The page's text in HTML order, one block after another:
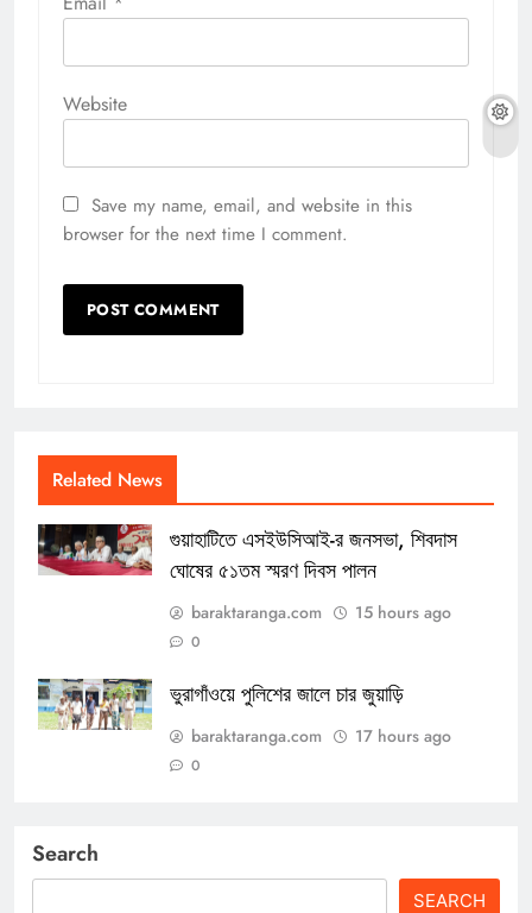
Website
Save my name, email, and website in this
browser for the next time I comment.
Related News
গুয়াহাটিতে এসইউসিআই-র জনসভা, শিবদাস
ঘোষের ৫১তম স্মরণ দিবস পালন
baraktaranga.com 15 hours ago
0
ভুরাগাঁওয়ে পুলিশের জালে চার জুয়াড়ি
baraktaranga.com 17 hours ago
0
Search
SEARCH